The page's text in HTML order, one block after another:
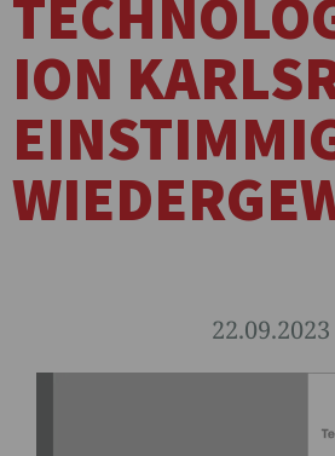
ION
22.09.2023